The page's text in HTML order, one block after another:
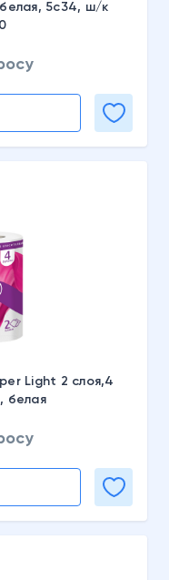
5с34, ш/к
Light 2 слоя,4
белая